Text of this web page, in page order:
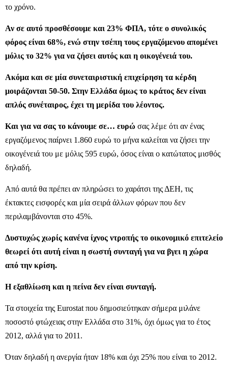
το χρόνο.
Αν σε αυτό προσθέσουμε και 23% ΦΠΑ, τότε ο συνολικός
φόρος είναι 68%, ενώ στην τσέπη τους εργαζόμενου απομένει
μόλις το 32% για να ζήσει αυτός και η οικογένειά του.
Ακόμα και σε μία συνεταιριστική επιχείρηση τα κέρδη
μοιράζονται 50-50. Στην Ελλάδα όμως το κράτος δεν είναι
απλός συνέταιρος, έχει τη μερίδα του λέοντος.
Και για να σας το κάνουμε σε… ευρώ σας λέμε ότι αν ένας
εργαζόμενος παίρνει 1.860 ευρώ το μήνα καλείται να ζήσει την
οικογένειά του με μόλις 595 ευρώ, όσος είναι ο κατώτατος μισθός
δηλαδή.
Από αυτά θα πρέπει αν πληρώσει το χαράτσι της ΔΕΗ, τις
έκτακτες εισφορές και μία σειρά άλλων φόρων που δεν
περιλαμβάνονται στο 45%.
Δυστυχώς χωρίς κανένα ίχνος ντροπής το οικονομικό επιτελείο
θεωρεί ότι αυτή είναι η σωστή συνταγή για να βγει η χώρα
από την κρίση.
Η εξαθλίωση και η πείνα δεν είναι συνταγή.
Τα στοιχεία της Eurostat που δημοσιεύτηκαν σήμερα μιλάνε
ποσοστό φτώχειας στην Ελλάδα στο 31%, όχι όμως για το έτος
2012, αλλά για το 2011.
Όταν δηλαδή η ανεργία ήταν 18% και όχι 25% που είναι το 2012.